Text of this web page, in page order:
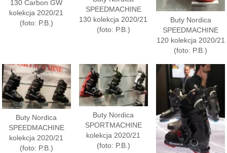
130 Carbon GW
kolekcja 2020/21
(foto: P.B.)
SPEEDMACHINE
130 kolekcja 2020/21
(foto: P.B.)
Buty Nordica
SPEEDMACHINE
120 kolekcja 2020/21
(foto: P.B.)
Buty Nordica
SPEEDMACHINE
kolekcja 2020/21
(foto: P.B.)
Buty Nordica
SPORTMACHINE
kolekcja 2020/21
(foto: P.B.)